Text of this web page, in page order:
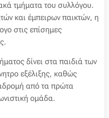
τμήματα του συλλόγου.
και έμπειρων παικτών, η
στις επίσημες
δίνει στα παιδιά των
εξέλιξης, καθώς
από τα πρώτα
ομάδα.